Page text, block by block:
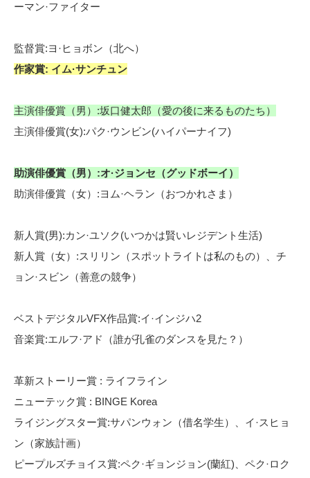
ーマン·ファイター
監督賞:ヨ·ヒョボン（北へ）
作家賞: イム·サンチュン
主演俳優賞（男）:坂口健太郎（愛の後に来るものたち）
主演俳優賞(女):パク·ウンビン(ハイパーナイフ)
助演俳優賞（男）:オ·ジョンセ（グッドボーイ）
助演俳優賞（女）:ヨム·ヘラン（おつかれさま）
新人賞(男):カン·ユソク(いつかは賢いレジデント生活)
新人賞（女）:スリリン（スポットライトは私のもの）、チ
ョン·スビン（善意の競争）
ベストデジタルVFX作品賞:イ·インジハ2
音楽賞:エルフ·アド（誰が孔雀のダンスを見た？）
革新ストーリー賞 : ライフライン
ニューテック賞 : BINGE Korea
ライジングスター賞:サパンウォン（借名学生）、イ·スヒョ
ン（家族計画）
ピープルズチョイス賞:ペク·ギョンジョン(蘭紅)、ペク·ロク